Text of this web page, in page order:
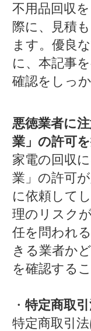
不用品回収
際に、見積
ます。優良
に、本記事
確認をしっ
悪徳業者に
業」の許可
家電の回収
業」の許可
に依頼して
理のリスク
任を問われ
きる業者か
を確認する
・特定商取
特定商取引